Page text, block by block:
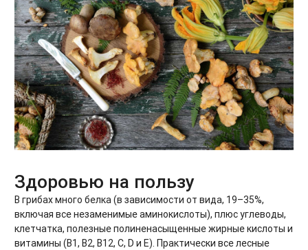
Здоровью на пользу
В грибах много белка (в зависимости от вида, 19–35%,
включая все незаменимые аминокислоты), плюс углеводы,
клетчатка, полезные полиненасыщенные жирные кислоты и
витамины (B1, B2, B12, C, D и E). Практически все лесные